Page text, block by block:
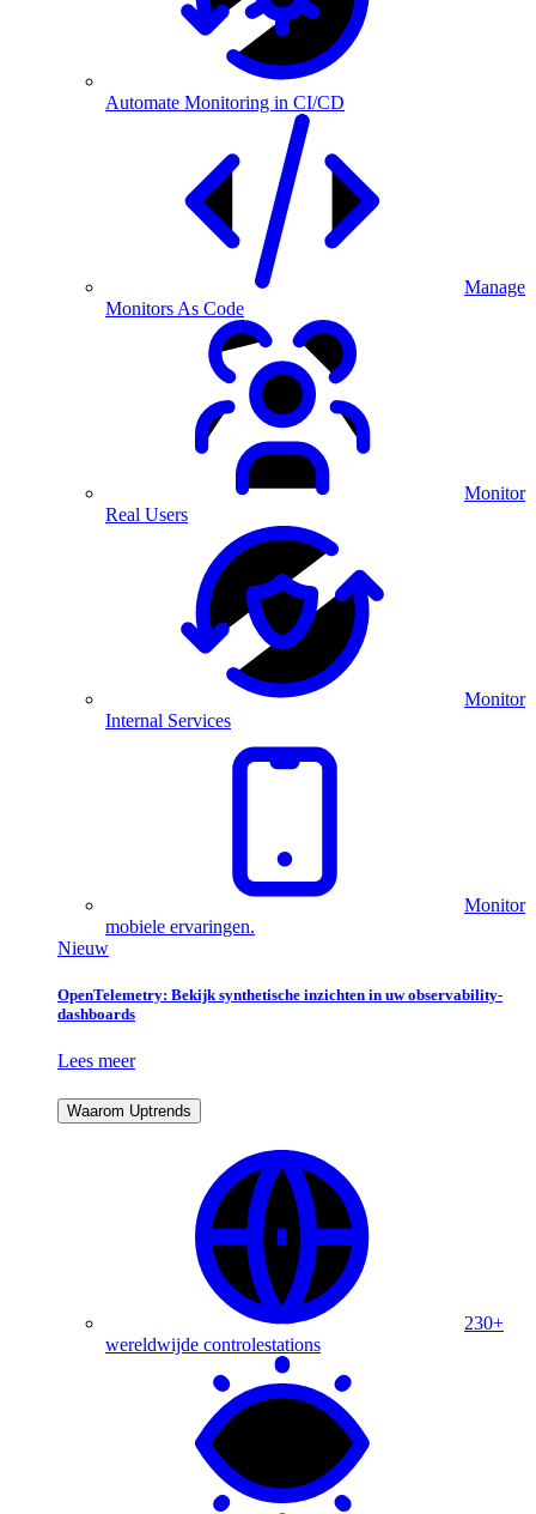
Automate Monitoring in CI/CD
Manage
Monitors As Code
Monitor
Real Users
Monitor
Internal Services
Monitor
mobiele ervaringen.
Nieuw
OpenTelemetry: Bekijk synthetische inzichten in uw observability-
dashboards
Lees meer
Waarom Uptrends
230+
wereldwijde controlestations